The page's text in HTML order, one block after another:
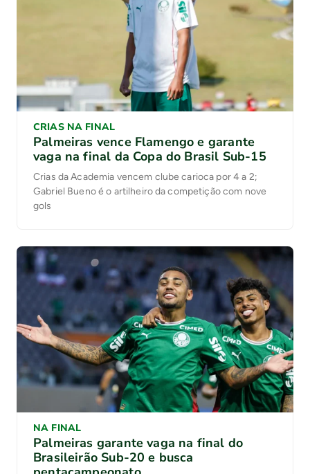
CRIAS NA FINAL
Palmeiras vence Flamengo e garante
vaga na final da Copa do Brasil Sub-15
Crias da Academia vencem clube carioca por 4 a 2;
Gabriel Bueno é o artilheiro da competição com nove
gols
NA FINAL
Palmeiras garante vaga na final do
Brasileirão Sub-20 e busca